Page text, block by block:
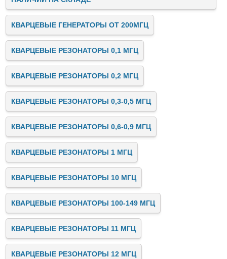
КВАРЦЕВЫЕ ГЕНЕРАТОРЫ ОТ 200МГЦ
КВАРЦЕВЫЕ РЕЗОНАТОРЫ 0,1 МГЦ
КВАРЦЕВЫЕ РЕЗОНАТОРЫ 0,2 МГЦ
КВАРЦЕВЫЕ РЕЗОНАТОРЫ 0,3-0,5 МГЦ
КВАРЦЕВЫЕ РЕЗОНАТОРЫ 0,6-0,9 МГЦ
КВАРЦЕВЫЕ РЕЗОНАТОРЫ 1 МГЦ
КВАРЦЕВЫЕ РЕЗОНАТОРЫ 10 МГЦ
КВАРЦЕВЫЕ РЕЗОНАТОРЫ 100-149 МГЦ
КВАРЦЕВЫЕ РЕЗОНАТОРЫ 11 МГЦ
КВАРЦЕВЫЕ РЕЗОНАТОРЫ 12 МГЦ